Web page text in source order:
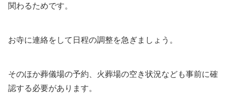
関わるためです。
お寺に連絡をして日程の調整を急ぎましょう。
そのほか葬儀場の予約、火葬場の空き状況なども事前に確
認する必要があります。